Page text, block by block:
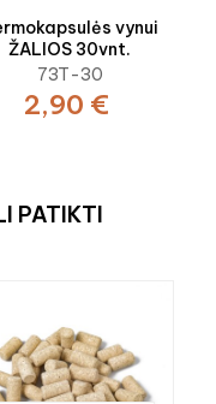
vynui
ŽALIOS 30vnt.
73T-30
2,90 €
PATIKTI